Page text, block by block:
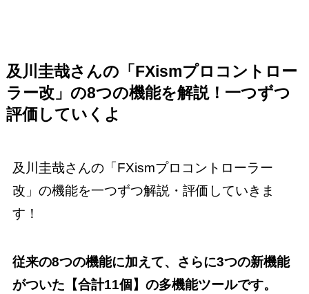
及川圭哉さんの「FXismプロコントロー
ラー改」の8つの機能を解説！一つずつ
評価していくよ
及川圭哉さんの「FXismプロコントローラー
改」の機能を一つずつ解説・評価していきま
す！
従来の8つの機能に加えて、さらに3つの新機能
がついた【合計11個】の多機能ツールです。